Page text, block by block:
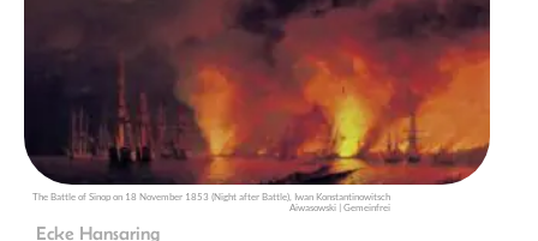
The Battle of Sinop on 18 November 1853 (Night after Battle), Iwan Konstantinowitsch
Aiwasowski | Gemeinfrei
Ecke Hansaring